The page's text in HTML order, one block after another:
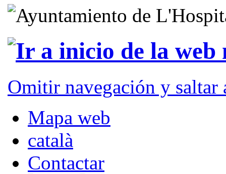
Omitir navegación y
Mapa web
català
Contactar